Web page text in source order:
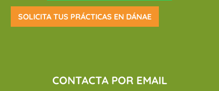
SOLICITA TUS PRÁCTICAS EN DÁNAE
CONTACTA POR EMAIL